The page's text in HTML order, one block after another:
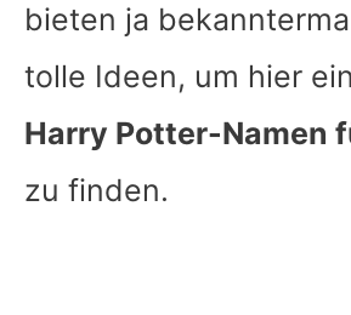
bieten ja
tolle Ideen, um hier
Harry Potter-Namen
zu finden.